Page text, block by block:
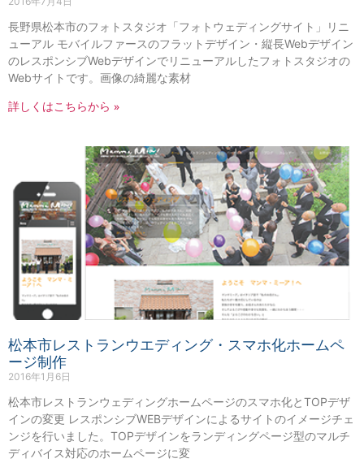
長野県松本市のフォトスタジオ「フォトウェディングサイト」リニ
ューアル モバイルファースのフラットデザイン・縦長Webデザイン
のレスポンシブWebデザインでリニューアルしたフォトスタジオの
Webサイトです。画像の綺麗な素材
詳しくはこちらから »
松本市レストランウエディング・スマホ化ホームペ
ージ制作
2016年1月6日
松本市レストランウェディングホームページのスマホ化とTOPデザ
インの変更 レスポンシブWEBデザインによるサイトのイメージチェ
ンジを行いました。TOPデザインをランディングページ型のマルチ
ディバイス対応のホームページに変